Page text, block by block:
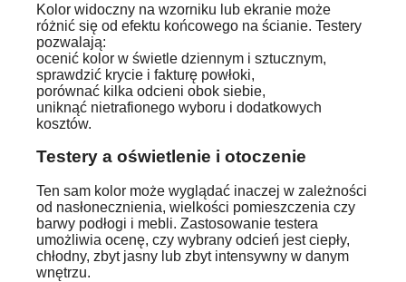
Kolor widoczny na wzorniku lub ekranie może
różnić się od efektu końcowego na ścianie. Testery
pozwalają:
ocenić kolor w świetle dziennym i sztucznym,
sprawdzić krycie i fakturę powłoki,
porównać kilka odcieni obok siebie,
uniknąć nietrafionego wyboru i dodatkowych
kosztów.
Testery a oświetlenie i otoczenie
Ten sam kolor może wyglądać inaczej w zależności
od nasłonecznienia, wielkości pomieszczenia czy
barwy podłogi i mebli. Zastosowanie testera
umożliwia ocenę, czy wybrany odcień jest ciepły,
chłodny, zbyt jasny lub zbyt intensywny w danym
wnętrzu.